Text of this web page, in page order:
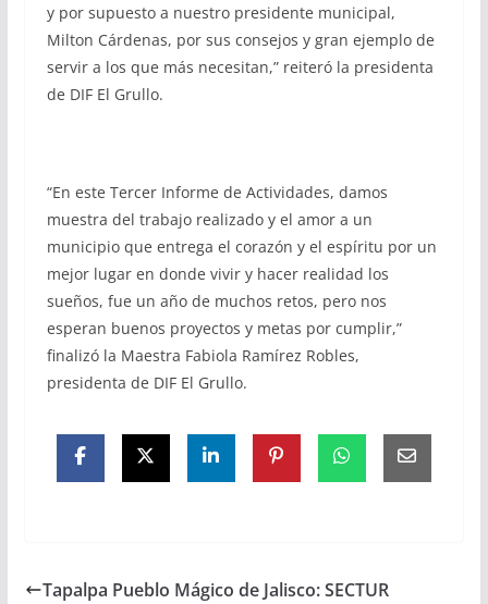
y por supuesto a nuestro presidente municipal,
Milton Cárdenas, por sus consejos y gran ejemplo de
servir a los que más necesitan,” reiteró la presidenta
de DIF El Grullo.
“En este Tercer Informe de Actividades, damos
muestra del trabajo realizado y el amor a un
municipio que entrega el corazón y el espíritu por un
mejor lugar en donde vivir y hacer realidad los
sueños, fue un año de muchos retos, pero nos
esperan buenos proyectos y metas por cumplir,”
finalizó la Maestra Fabiola Ramírez Robles,
presidenta de DIF El Grullo.
Tapalpa Pueblo Mágico de Jalisco: SECTUR